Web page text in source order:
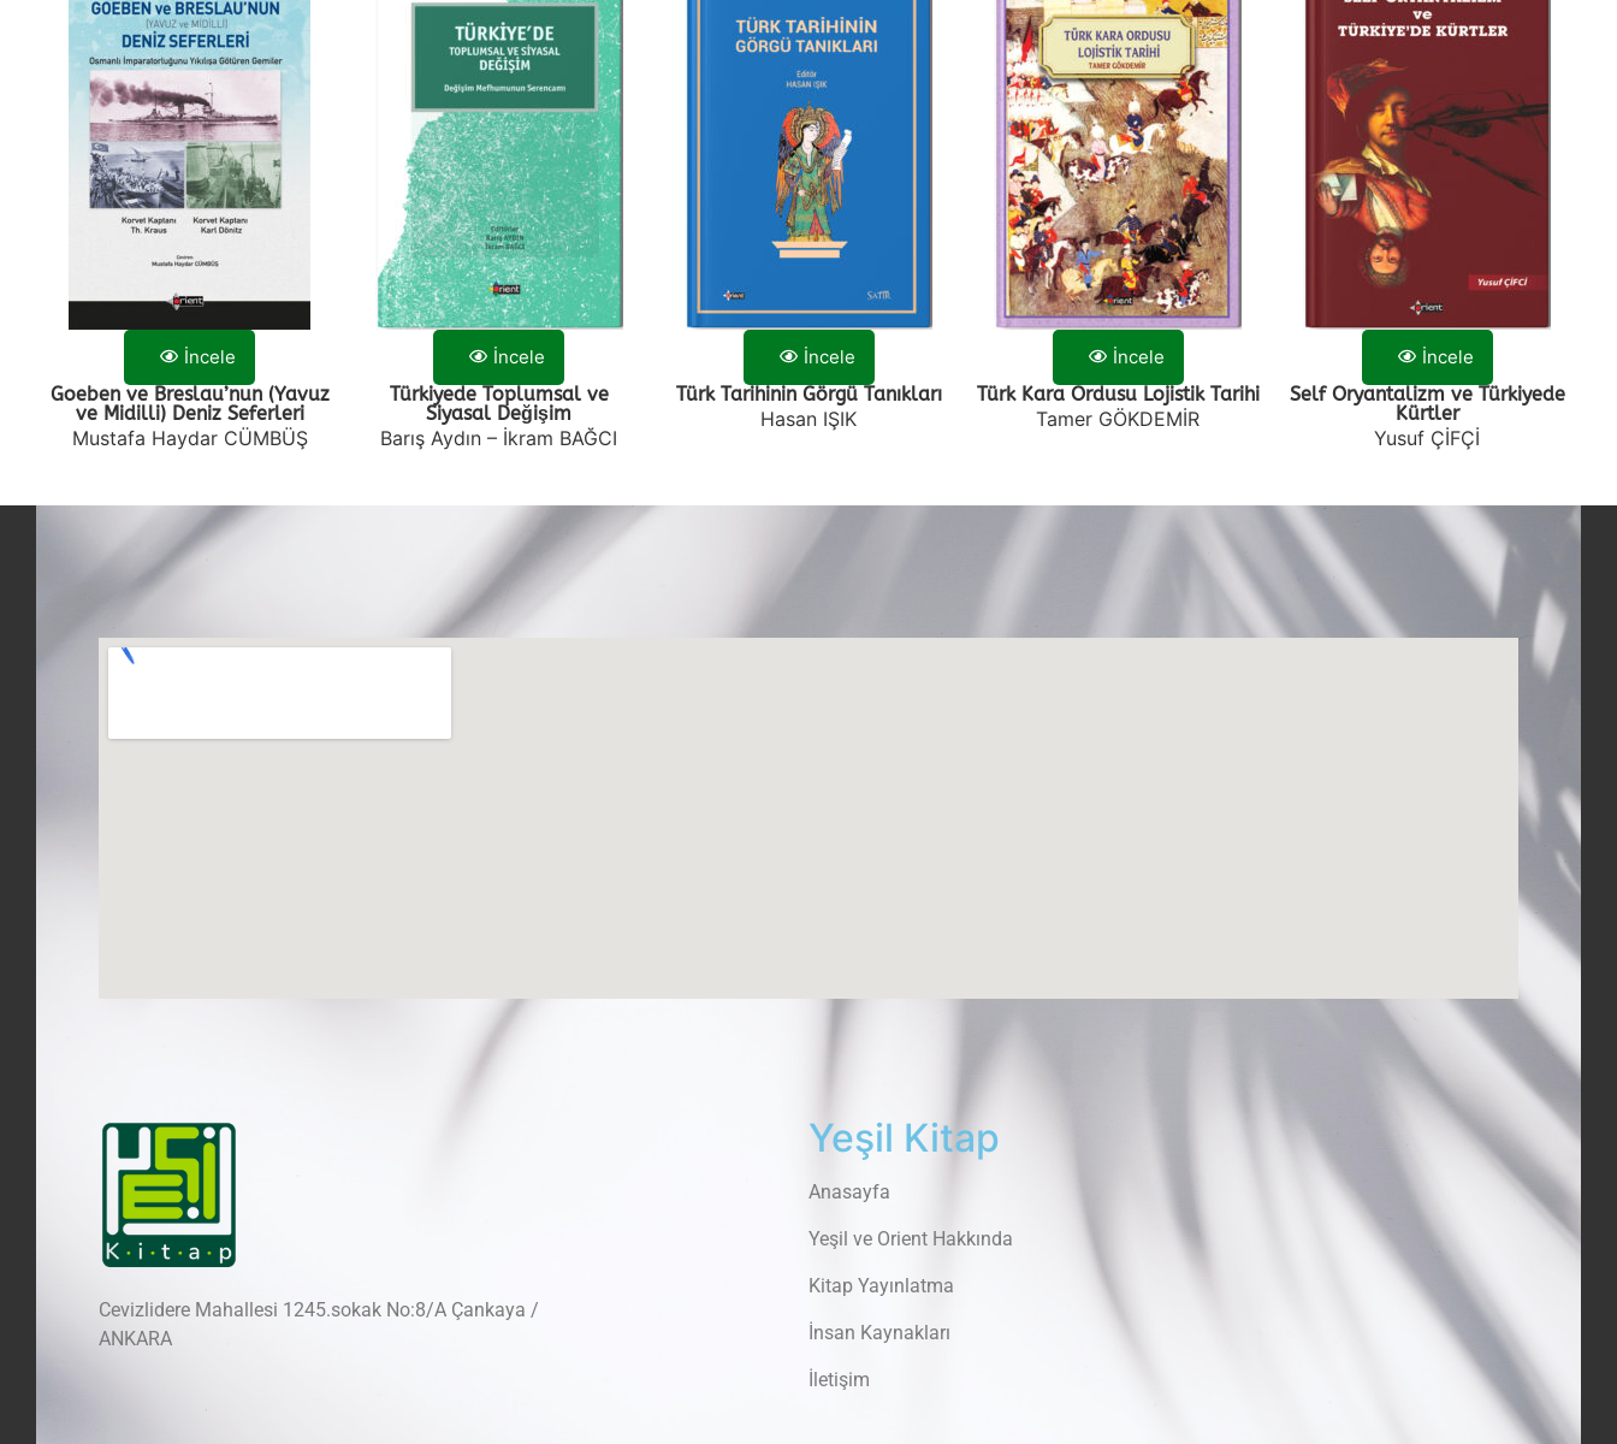
İncele
Goeben ve Breslau’nun (Yavuz
ve Midilli) Deniz Seferleri
Mustafa Haydar CÜMBÜŞ
İncele
Türkiyede Toplumsal ve
Siyasal Değişim
Barış Aydın – İkram BAĞCI
İncele
Türk Tarihinin Görgü Tanıkları
Hasan IŞIK
İncele
Türk Kara Ordusu Lojistik Tarihi
Tamer GÖKDEMİR
İncele
Self Oryantalizm ve Türkiyede
Kürtler
Yusuf ÇİFÇİ
Cevizlidere Mahallesi 1245.sokak No:8/A Çankaya /
ANKARA
Yeşil Kitap
Anasayfa
Yeşil ve Orient Hakkında
Kitap Yayınlatma
İnsan Kaynakları
İletişim